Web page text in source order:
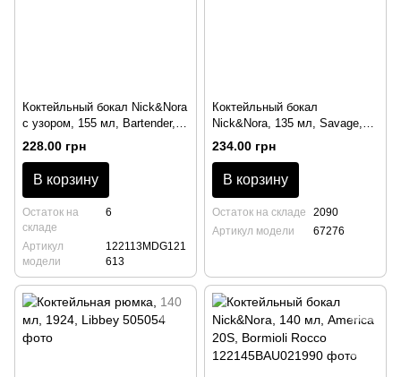
Коктейльный бокал Nick&Nora
с узором, 155 мл, Bartender,
Bormioli Rocco
228.00 грн
В корзину
Остаток на
складе
6
Артикул
модели
122113MDG121
613
Коктейльный бокал
Nick&Nora, 135 мл, Savage,
Nude
234.00 грн
В корзину
Остаток на складе
2090
Артикул модели
67276